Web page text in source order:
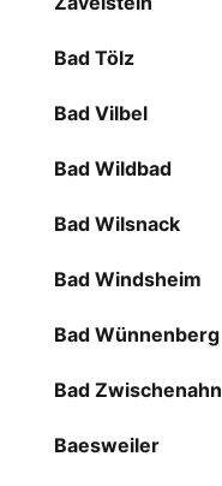
Bad Tölz
Bad Vilbel
Bad Wildbad
Bad Wilsnack
Bad Windsheim
Bad Wünnenberg
Bad Zwischenahn
Baesweiler